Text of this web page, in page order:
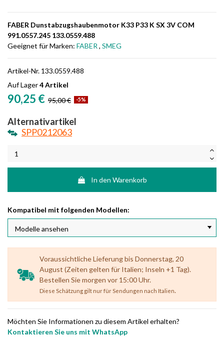
FABER Dunstabzugshaubenmotor K33 P33 K SX 3V COM
991.0557.245 133.0559.488
Geeignet für Marken: FABER , SMEG
Artikel-Nr. 133.0559.488
Auf Lager4 Artikel
90,25 € 95,00 € -5%
Alternativartikel
SPP0212063
In den Warenkorb
Kompatibel mit folgenden Modellen:
Voraussichtliche Lieferung bis Donnerstag, 20
August (Zeiten gelten für Italien; Inseln +1 Tag).
Bestellen Sie morgen vor 15:00 Uhr.
Diese Schätzung gilt nur für Sendungen nach Italien.
Möchten Sie Informationen zu diesem Artikel erhalten?
Kontaktieren Sie uns mit WhatsApp